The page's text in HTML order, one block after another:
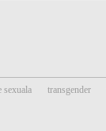
sexuala transgender